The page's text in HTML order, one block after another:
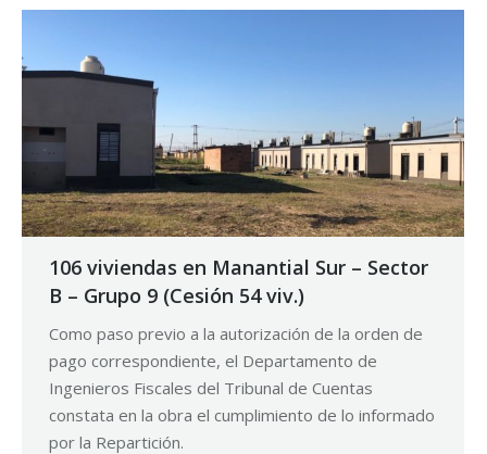
106 viviendas en Manantial Sur – Sector
B – Grupo 9 (Cesión 54 viv.)
Como paso previo a la autorización de la orden de
pago correspondiente, el Departamento de
Ingenieros Fiscales del Tribunal de Cuentas
constata en la obra el cumplimiento de lo informado
por la Repartición.